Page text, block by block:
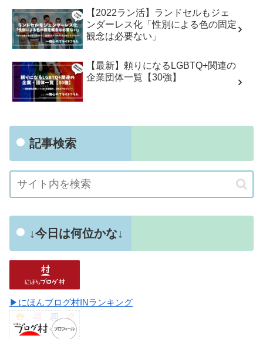
【2022ラン活】ランドセルもジェ
ンダーレス化「性別による色の固定
観念は必要ない」
【最新】頼りになるLGBTQ+関連の
企業団体一覧【30強】
記事検索
↓今日は何位かな↓
▶にほんブログ村INランキング